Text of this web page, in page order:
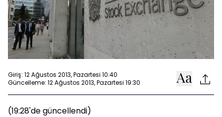
Giriş: 12 Ağustos 2013, Pazartesi 10:40
Güncelleme: 12 Ağustos 2013, Pazartesi 19:30
(19:28'de güncellendi)